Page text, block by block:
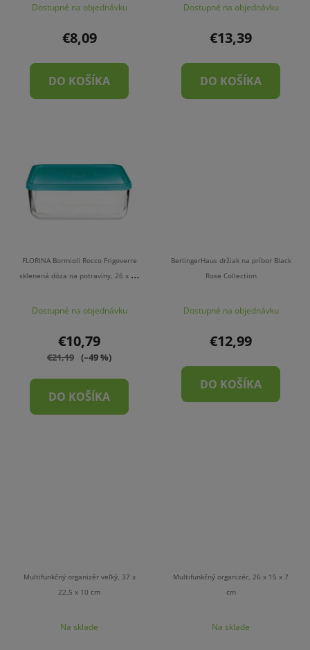
Dostupné na objednávku
€8,09
DO KOŠÍKA
Dostupné na objednávku
€13,39
DO KOŠÍKA
FLORINA Bormioli Rocco Frigoverre
sklenená dóza na potraviny, 26 x 21
Dostupné na objednávku
€10,79
€21,19 (–49 %)
DO KOŠÍKA
BerlingerHaus držiak na príbor Black
Rose Collection
Dostupné na objednávku
€12,99
DO KOŠÍKA
Multifunkčný organizér veľký, 37 x
22,5 x 10 cm
Na sklade
Multifunkčný organizér, 26 x 15 x 7
cm
Na sklade